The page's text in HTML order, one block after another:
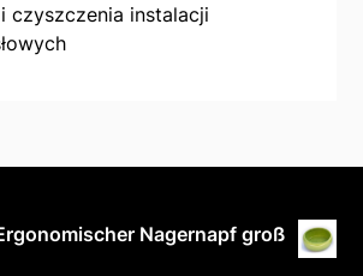
czyszczenia instalacji
Nagernapf groß